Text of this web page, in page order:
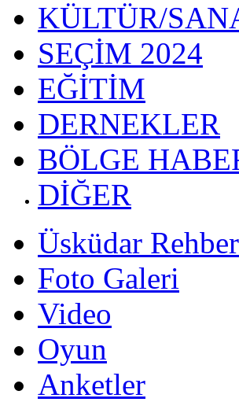
KÜLTÜR/
SEÇİM 2024
EĞİTİM
DERNEKLER
BÖLGE
DİĞER
Üsküdar
Foto Galeri
Video
Oyun
Anketler